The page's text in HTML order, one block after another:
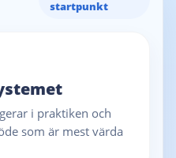
startpunkt
i praktiken och
som är mest värda